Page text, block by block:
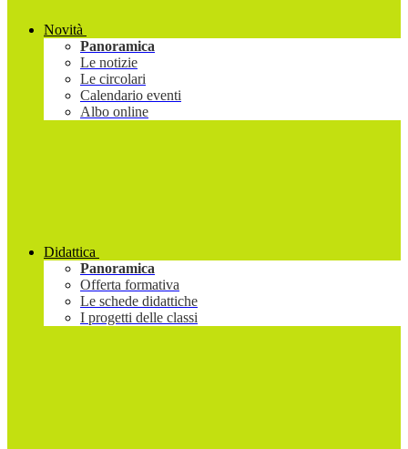
Novità
Panoramica
Le notizie
Le circolari
Calendario eventi
Albo online
Didattica
Panoramica
Offerta formativa
Le schede didattiche
I progetti delle classi